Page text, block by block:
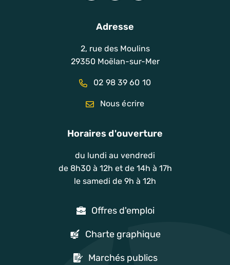
Adresse
2, rue des Moulins
29350 Moëlan-sur-Mer
02 98 39 60 10
Nous écrire
Horaires d'ouverture
du lundi au vendredi
de 8h30 à 12h et de 14h à 17h
le samedi de 9h à 12h
Offres d'emploi
Charte graphique
Marchés publics